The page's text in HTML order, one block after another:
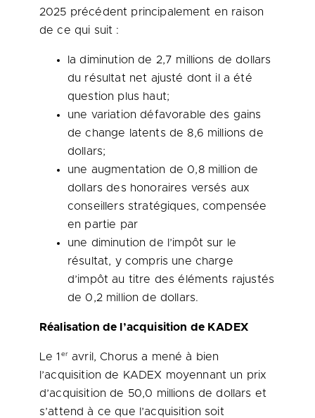
2025 précédent principalement en raison
de ce qui suit :
la diminution de 2,7 millions de dollars
du résultat net ajusté dont il a été
question plus haut;
une variation défavorable des gains
de change latents de 8,6 millions de
dollars;
une augmentation de 0,8 million de
dollars des honoraires versés aux
conseillers stratégiques, compensée
en partie par
une diminution de l’impôt sur le
résultat, y compris une charge
d’impôt au titre des éléments rajustés
de 0,2 million de dollars.
Réalisation de l’acquisition de KADEX
Le 1 eravril, Chorus a mené à bien
l’acquisition de KADEX moyennant un prix
d’acquisition de 50,0 millions de dollars et
s’attend à ce que l’acquisition soit